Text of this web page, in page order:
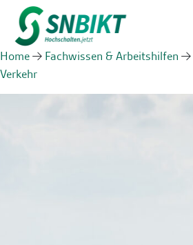
Home Fachwissen & Arbeitshilfen
Verkehr